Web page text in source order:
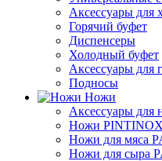
Аксессуары для
Горячий буфет
Диспенсеры
Холодный буфет
Аксессуары для
Подносы
Ножи
Аксессуары для
Ножи
Ножи для мяса
Ножи для сыра